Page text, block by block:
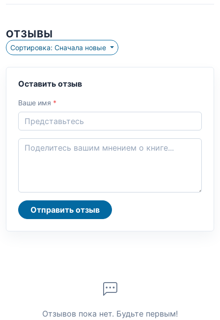
ОТЗЫВЫ
Сортировка: Сначала новые
Оставить отзыв
Ваше имя *
Отправить отзыв
Отзывов пока нет. Будьте первым!